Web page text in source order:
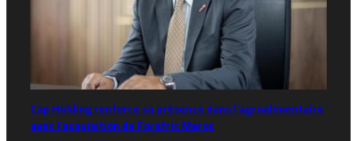
Cap Holding renforce sa présence dans l’agroalimentaire
avec l’acquisition de Forafric Maroc